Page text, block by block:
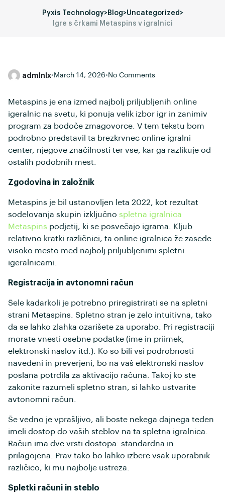
Pyxis Technology>Blog>Uncategorized >
Igre s črkami Metaspins v igralnici
admlnlx• March 14, 2026• No Comments
Metaspins je ena izmed najbolj priljubljenih online
igeralnic na svetu, ki ponuja velik izbor igr in zanimiv
program za bodoče zmagovorce. V tem tekstu bom
podrobno predstavil ta brezkrvnec online igralni
center, njegove značilnosti ter vse, kar ga razlikuje od
ostalih podobnih mest.
Zgodovina in založnik
Metaspins je bil ustanovljen leta 2022, kot rezultat
sodelovanja skupin izključno spletna igralnica
Metaspins podjetij, ki se posvečajo igrama. Kljub
relativno kratki različnici, ta online igralnica že zasede
visoko mesto med najbolj priljubljenimi spletni
igeralnicami.
Registracija in avtonomni račun
Šele kadarkoli je potrebno priregistrirati se na spletni
strani Metaspins. Spletno stran je zelo intuitivna, tako
da se lahko zlahka ozarišete za uporabo. Pri registraciji
morate vnesti osebne podatke (ime in priimek,
elektronski naslov itd.). Ko so bili vsi podrobnosti
navedeni in preverjeni, bo na vaš elektronski naslov
poslana potrdila za aktivacijo računa. Takoj ko ste
zakonite razumeli spletno stran, si lahko ustvarite
avtonomni račun.
Še vedno je vprašljivo, ali boste nekega dajnega teden
imeli dostop do vaših steblov na ta spletna igralnica.
Račun ima dve vrsti dostopa: standardna in
prilagojena. Prav tako bo lahko izbere vsak uporabnik
različico, ki mu najbolje ustreza.
Spletki računi in steblo